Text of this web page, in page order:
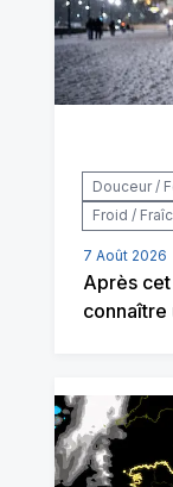
Douceur /
Froid /
7 Août 2026
Après
connaître